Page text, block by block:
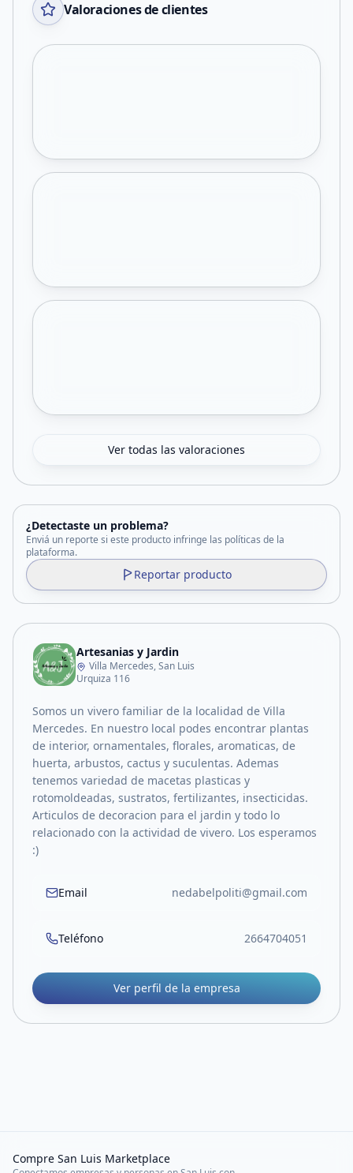
Valoraciones de clientes
Ver todas las valoraciones
¿Detectaste un problema?
Enviá un reporte si este producto infringe las políticas de la
plataforma.
Reportar producto
Artesanias y Jardin
Villa Mercedes, San Luis
Urquiza 116
Somos un vivero familiar de la localidad de Villa
Mercedes. En nuestro local podes encontrar plantas
de interior, ornamentales, florales, aromaticas, de
huerta, arbustos, cactus y suculentas. Ademas
tenemos variedad de macetas plasticas y
rotomoldeadas, sustratos, fertilizantes, insecticidas.
Articulos de decoracion para el jardin y todo lo
relacionado con la actividad de vivero. Los esperamos
:)
Email nedabelpoliti@gmail.com
Teléfono 2664704051
Ver perfil de la empresa
Compre San Luis Marketplace